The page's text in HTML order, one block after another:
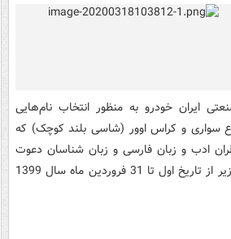
ایران خودرو به منظور انتخاب نام‌هایی
سواری و کراس اوور (شاسی بلند کوچک) که
ادب و زبان فارسی و زبان شناسان دعوت
می‌کندکه اسامی پیشنهادی خود را با رعایت نکات زیر از تاریخ اول تا 31 فروردین ماه سال 1399